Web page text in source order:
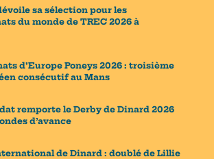
sa sélection pour les
du monde de TREC 2026 à
d’Europe Poneys 2026 : troisième
consécutif au Mans
remporte le Derby de Dinard 2026
d’avance
de Dinard : doublé de Lillie